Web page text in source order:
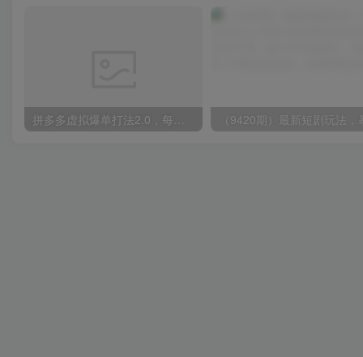
拼多多虚拟爆单打法2.0，每天10分钟，月产5000+，从0到1赚收益教程